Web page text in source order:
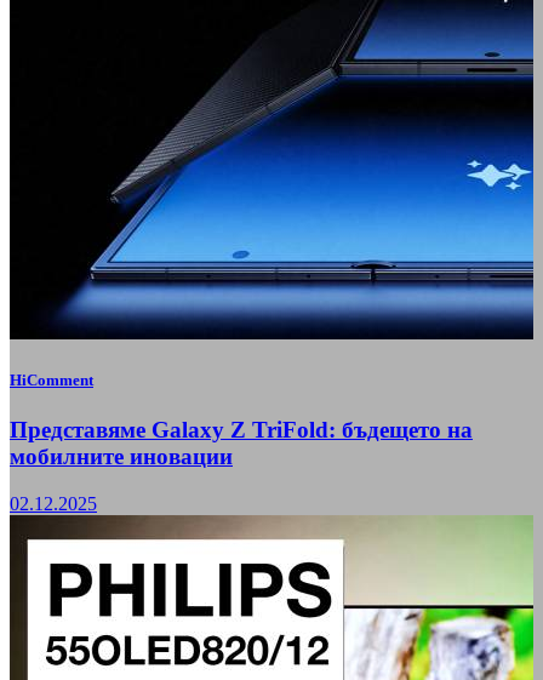
HiComment
Представяме Galaxy Z TriFold: бъдещето на
мобилните иновации
02.12.2025